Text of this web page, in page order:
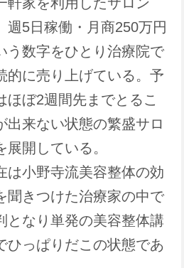
軒家を利用したサロン
週5日稼働・月商250万円
う数字をひとり治療院で
的に売り上げている。予
ほぼ2週間先までとるこ
出来ない状態の繁盛サロ
展開している。
は小野寺流美容整体の効
聞きつけた治療家の中で
となり単発の美容整体講
ひっぱりだこの状態であ